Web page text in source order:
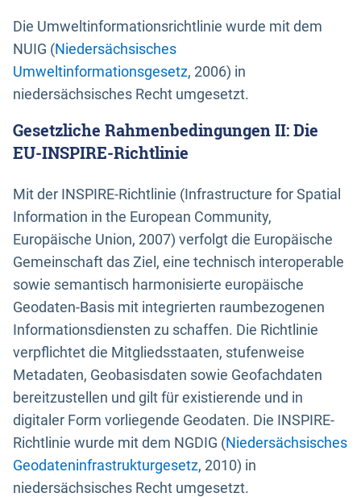
Die Umweltinformationsrichtlinie wurde mit dem
NUIG (Niedersächsisches
Umweltinformationsgesetz, 2006) in
niedersächsisches Recht umgesetzt.
Gesetzliche Rahmenbedingungen II: Die
EU-INSPIRE-Richtlinie
Mit der INSPIRE-Richtlinie (Infrastructure for Spatial
Information in the European Community,
Europäische Union, 2007) verfolgt die Europäische
Gemeinschaft das Ziel, eine technisch interoperable
sowie semantisch harmonisierte europäische
Geodaten-Basis mit integrierten raumbezogenen
Informationsdiensten zu schaffen. Die Richtlinie
verpflichtet die Mitgliedsstaaten, stufenweise
Metadaten, Geobasisdaten sowie Geofachdaten
bereitzustellen und gilt für existierende und in
digitaler Form vorliegende Geodaten. Die INSPIRE-
Richtlinie wurde mit dem NGDIG (Niedersächsisches
Geodateninfrastrukturgesetz, 2010) in
niedersächsisches Recht umgesetzt.